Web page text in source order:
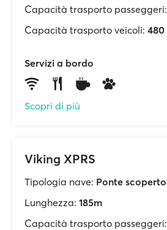
Capacità trasporto passeggeri:
Capacità trasporto veicoli: 480
Servizi a bordo
Scopri di più
Viking XPRS
Tipologia nave: Ponte scoperto
Lunghezza: 185m
Capacità trasporto passeggeri: